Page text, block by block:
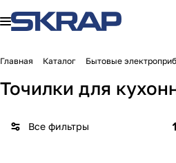
Главная Каталог Бытовые
Точилки для
Все фильтры